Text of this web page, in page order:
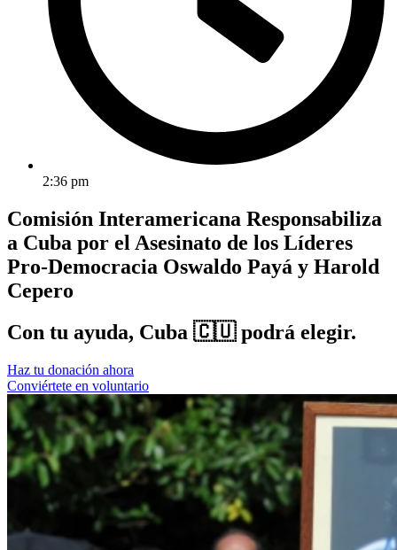
2:36 pm
Comisión Interamericana Responsabiliza
a Cuba por el Asesinato de los Líderes
Pro-Democracia Oswaldo Payá y Harold
Cepero
Con tu ayuda, Cuba 🇨🇺 podrá elegir.
Haz tu donación ahora
Conviértete en voluntario